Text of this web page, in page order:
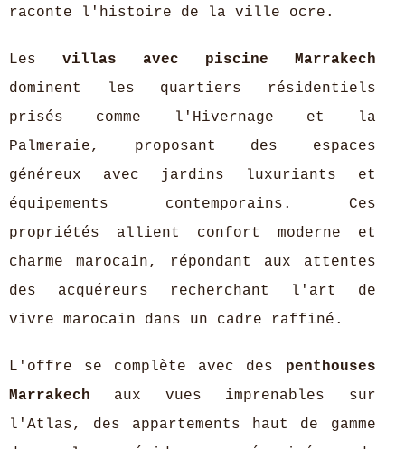
raconte l'histoire de la ville ocre.
Les villas avec piscine Marrakech
dominent les quartiers résidentiels
prisés comme l'Hivernage et la
Palmeraie, proposant des espaces
généreux avec jardins luxuriants et
équipements contemporains. Ces
propriétés allient confort moderne et
charme marocain, répondant aux attentes
des acquéreurs recherchant l'art de
vivre marocain dans un cadre raffiné.
L'offre se complète avec des penthouses
Marrakech aux vues imprenables sur
l'Atlas, des appartements haut de gamme